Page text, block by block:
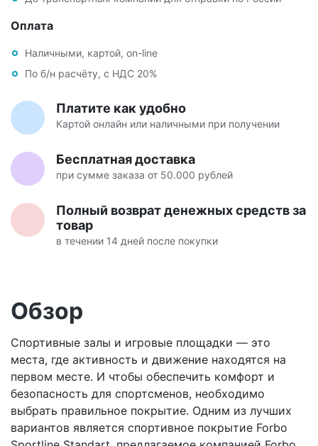
Оплата
Наличными, картой, on-line
По б/н расчёту, с НДС 20%
Платите как удобно
Картой онлайн или наличными при получении
Бесплатная доставка
при сумме заказа от 50.000 рублей
Полный возврат денежных средств за
товар
в течении 14 дней после покупки
Обзор
Спортивные залы и игровые площадки — это
места, где активность и движение находятся на
первом месте. И чтобы обеспечить комфорт и
безопасность для спортсменов, необходимо
выбрать правильное покрытие. Одним из лучших
вариантов является спортивное покрытие Forbo